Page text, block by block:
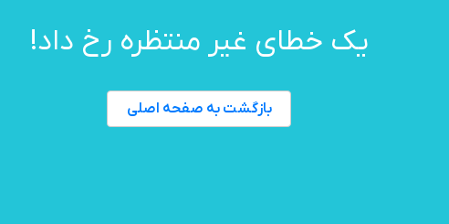
یک خطای غیر منتظره رخ داد!
بازگشت به صفحه اصلی